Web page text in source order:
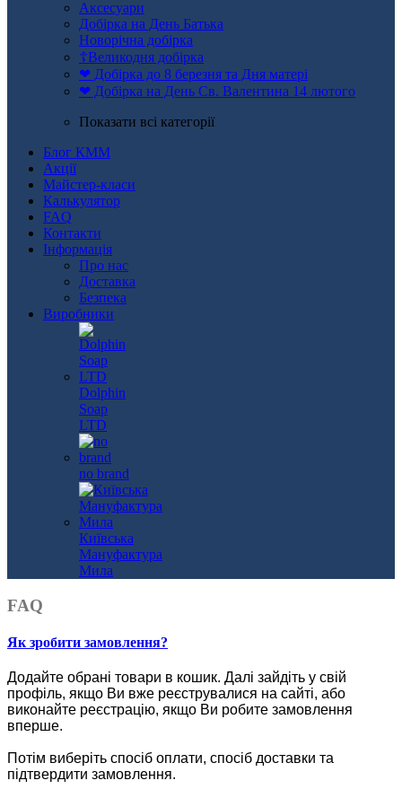
Аксесуари
Добірка на День Батька
Новорічна добірка
☦Великодня добірка
❤ Добірка до 8 березня та Дня матері
❤ Добірка на День Св. Валентина 14 лютого
Показати всі категорії
Блог КММ
Акції
Майстер-класи
Калькулятор
FAQ
Контакти
Інформація
Про нас
Доставка
Безпека
Виробники
Dolphin
Soap
LTD
no brand
Київська
Мануфактура
Мила
FAQ
Як зробити замовлення?
Додайте обрані товари в кошик. Далі зайдіть у свій
профіль, якщо Ви вже реєструвалися на сайті, або
виконайте реєстрацію, якщо Ви робите замовлення
вперше.
Потім виберіть спосіб оплати, спосіб доставки та
підтвердити замовлення.